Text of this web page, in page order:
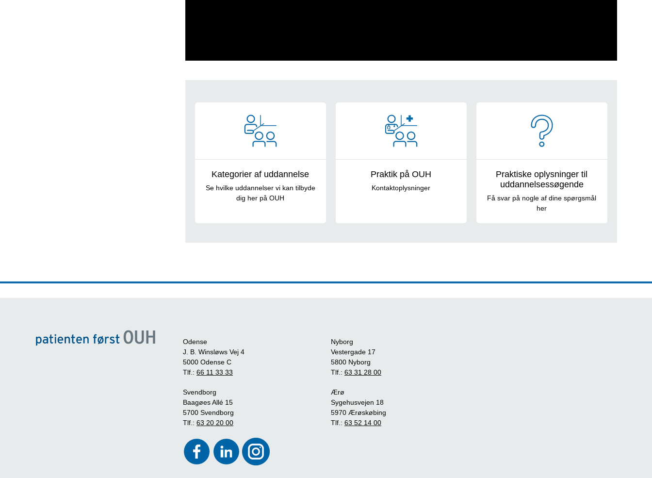
Kategorier af uddannelse
Se hvilke uddannelser vi kan tilbyde
dig her på OUH
Praktik på OUH
Kontaktoplysninger
Praktiske oplysninger til
uddannelsessøgende
Få svar på nogle af dine spørgsmål
her
Odense
J. B. Winsløws Vej 4
5000 Odense C
Tlf.: 66 11 33 33
Svendborg
Baagøes Allé 15
5700 Svendborg
Tlf.: 63 20 20 00
Nyborg
Vestergade 17
5800 Nyborg
Tlf.: 63 31 28 00
Ærø
Sygehusvejen 18
5970 Ærøskøbing
Tlf.: 63 52 14 00